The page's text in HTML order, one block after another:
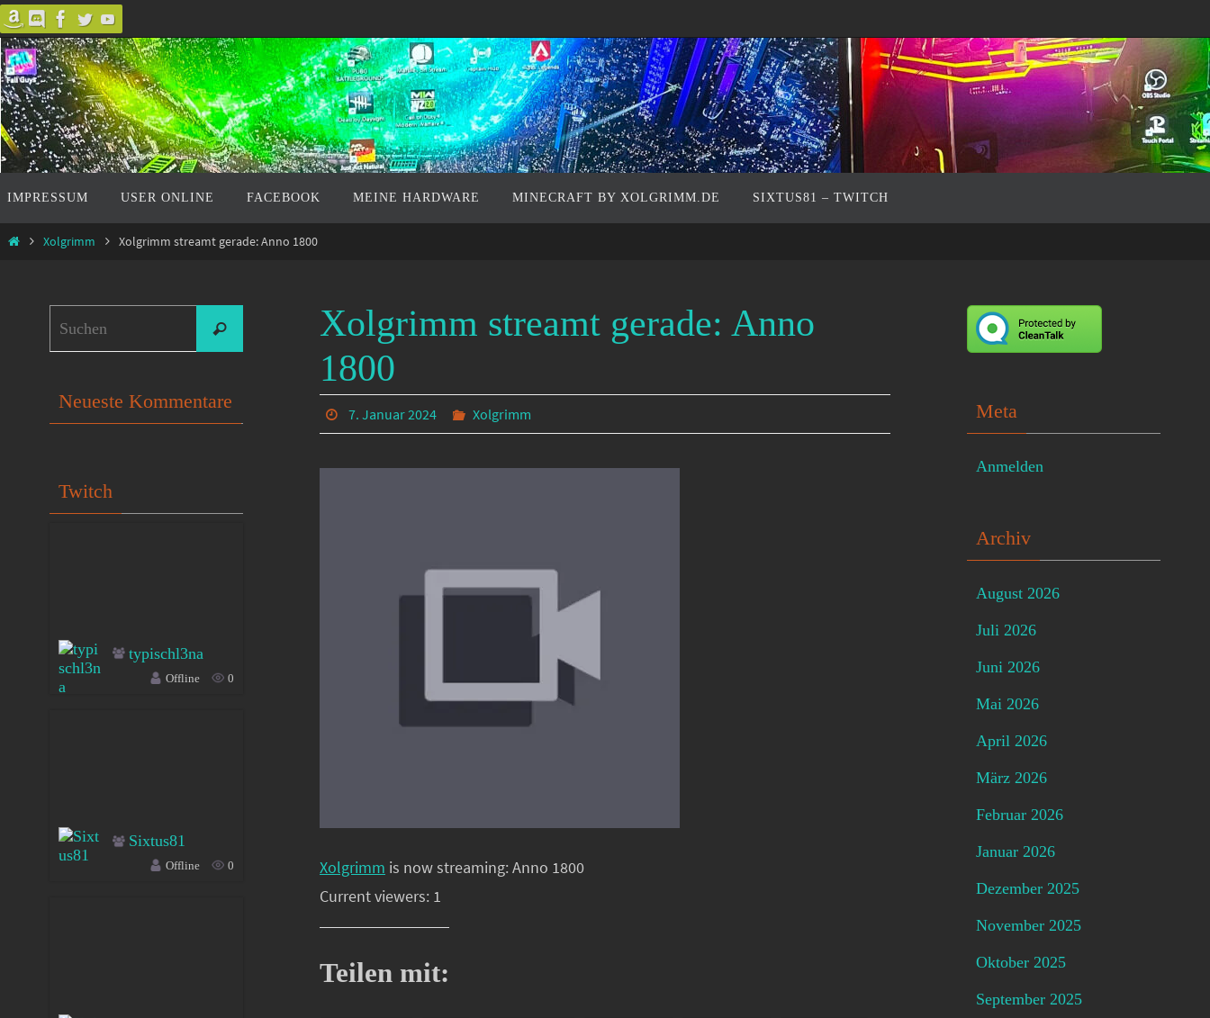
Zum
Inhalt
springen
Inhalt
springen
IMPRESSUM USER ONLINE FACEBOOK MEINE HARDWARE MINECRAFT BY XOLGRIMM.DE SIXTUS81 – TWITCH
StartXolgrimm Xolgrimm streamt gerade: Anno 1800
Xolgrimm streamt gerade: Anno
1800
7. Januar 2024 Xolgrimm
Xolgrimm is now streaming: Anno 1800
Current viewers: 1
Teilen mit:
nach:
Suchen
Neueste Kommentare
Twitch
typischl3na
Offline 0
Sixtus81
Offline 0
Meta
Anmelden
Archiv
August 2026
Juli 2026
Juni 2026
Mai 2026
April 2026
März 2026
Februar 2026
Januar 2026
Dezember 2025
November 2025
Oktober 2025
September 2025